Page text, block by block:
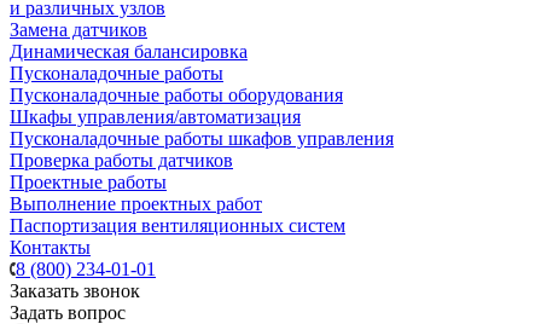
и различных узлов
Замена датчиков
Динамическая балансировка
Пусконаладочные работы
Пусконаладочные работы оборудования
Шкафы управления/автоматизация
Пусконаладочные работы шкафов управления
Проверка работы датчиков
Проектные работы
Выполнение проектных работ
Паспортизация вентиляционных систем
Контакты
8 (800) 234-01-01
Заказать звонок
Задать вопрос